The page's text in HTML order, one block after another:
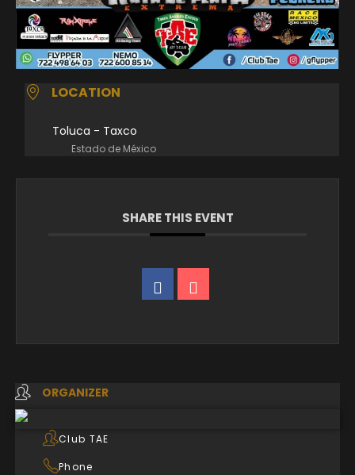
LOCATION
Toluca - Taxco
Estado de México
SHARE THIS EVENT
ORGANIZER
Club TAE
Phone